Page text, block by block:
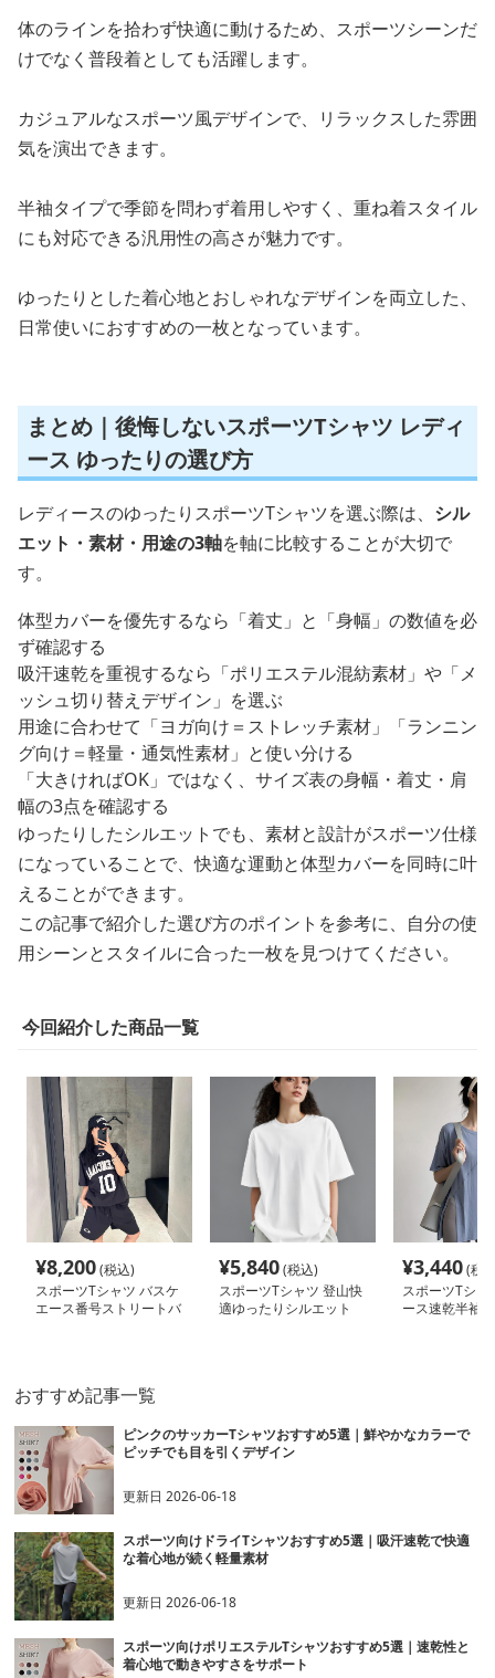
体のラインを拾わず快適に動けるため、スポーツシーンだ
けでなく普段着としても活躍します。
カジュアルなスポーツ風デザインで、リラックスした雰囲
気を演出できます。
半袖タイプで季節を問わず着用しやすく、重ね着スタイル
にも対応できる汎用性の高さが魅力です。
ゆったりとした着心地とおしゃれなデザインを両立した、
日常使いにおすすめの一枚となっています。
まとめ｜後悔しないスポーツTシャツ レディ
ース ゆったりの選び方
レディースのゆったりスポーツTシャツを選ぶ際は、
エット・素材・用途の3軸
を軸に比較することが大切で
す。
体型カバーを優先するなら「着丈」と「身幅」の数値を必
ず確認する
吸汗速乾を重視するなら「ポリエステル混紡素材」や「メ
ッシュ切り替えデザイン」を選ぶ
用途に合わせて「ヨガ向け＝ストレッチ素材」「ランニン
グ向け＝軽量・通気性素材」と使い分ける
「大きければOK」ではなく、サイズ表の身幅・着丈・肩
幅の3点を確認する
ゆったりしたシルエットでも、素材と設計がスポーツ仕様
になっていることで、快適な運動と体型カバーを同時に叶
えることができます。
この記事で紹介した選び方のポイントを参考に、自分の使
用シーンとスタイルに合った一枚を見つけてください。
今回紹介した商品一覧
¥8,200(税込)
スポーツTシャツ バスケ
¥5,840(税込)
スポーツTシャツ 登山快
¥3,440(税
スポーツTシャ
おすすめ記事一覧
ピンクのサッカーTシャツおすすめ5選｜鮮やかなカラーで
スポーツ向けドライTシャツおすすめ5選｜吸汗速乾で快適
スポーツ向けポリエステルTシャツおすすめ5選｜速乾性と